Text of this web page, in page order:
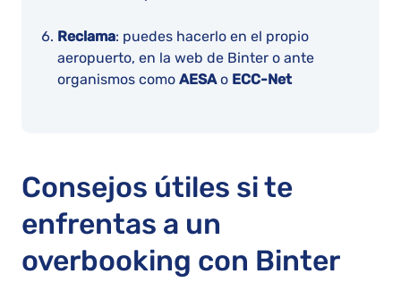
Reclama: puedes hacerlo en el propio
aeropuerto, en la web de Binter o ante
organismos como AESAo ECC-Net
Consejos útiles si te
enfrentas a un
overbooking con Binter